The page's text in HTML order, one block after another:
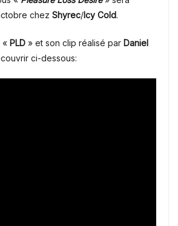
chez Shyrec/Icy Cold.
« PLD » et son clip réalisé par Daniel
ci-dessous: